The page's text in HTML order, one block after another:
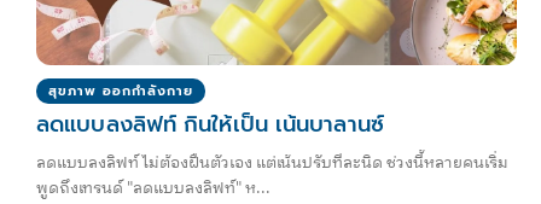
สุขภาพ ออกกำลังกาย
ลดแบบลงลิฟท์ กินให้เป็น เน้นบาลานซ์
ลดแบบลงลิฟท์ ไม่ต้องฝืนตัวเอง แต่เน้นปรับทีละนิด ช่วงนี้หลายคนเริ่ม
พูดถึงเทรนด์ "ลดแบบลงลิฟท์" ห...